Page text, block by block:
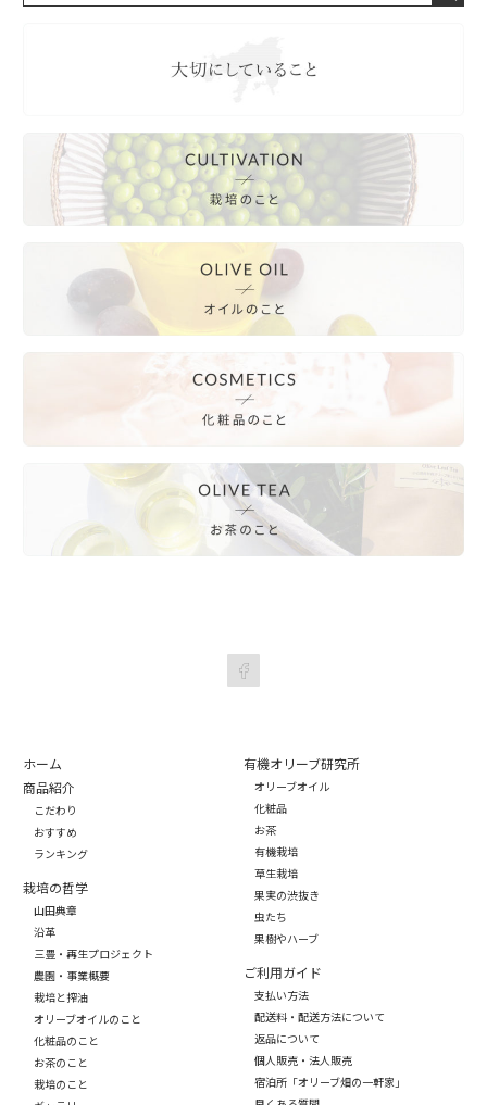
ホーム
商品紹介
こだわり
おすすめ
ランキング
栽培の哲学
山田典章
沿革
三豊・再生プロジェクト
農園・事業概要
栽培と搾油
オリーブオイルのこと
化粧品のこと
お茶のこと
栽培のこと
有機オリーブ研究所
オリーブオイル
化粧品
お茶
有機栽培
草生栽培
果実の渋抜き
虫たち
果樹やハーブ
ご利用ガイド
支払い方法
配送料・配送方法について
返品について
個人販売・法人販売
宿泊所「オリーブ畑の一軒家」